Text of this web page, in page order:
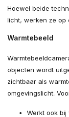
Hoewel beide
licht, werken ze op
Warmtebeeld
objecten wordt
zichtbaar als
omgevingslicht.
Werkt ook bij